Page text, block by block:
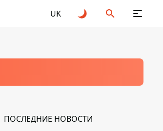
UK
ПОСЛЕДНИЕ НОВОСТИ